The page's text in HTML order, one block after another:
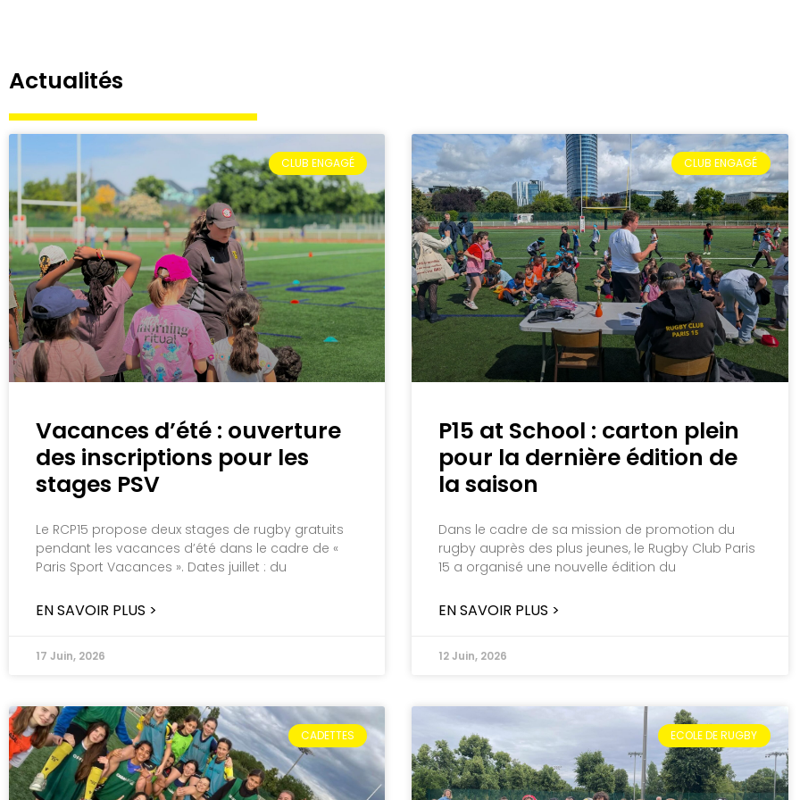
Actualités
CLUB ENGAGÉ
Vacances d’été : ouverture
des inscriptions pour les
stages PSV
Le RCP15 propose deux stages de rugby gratuits
pendant les vacances d’été dans le cadre de «
Paris Sport Vacances ». Dates juillet : du
EN SAVOIR PLUS >
17 Juin, 2026
CLUB ENGAGÉ
P15 at School : carton plein
pour la dernière édition de
la saison
Dans le cadre de sa mission de promotion du
rugby auprès des plus jeunes, le Rugby Club Paris
15 a organisé une nouvelle édition du
EN SAVOIR PLUS >
12 Juin, 2026
CADETTES ECOLE DE RUGBY